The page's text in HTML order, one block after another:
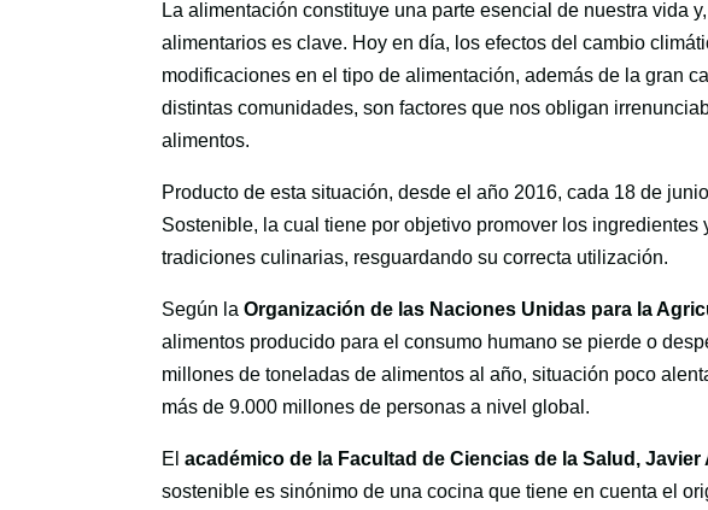
La alimentación constituye una parte esencial de nuestra vida
alimentarios es clave. Hoy en día, los efectos del cambio
modificaciones en el tipo de alimentación, además de la gran
distintas comunidades, son factores que nos obligan
alimentos.
Producto de esta situación, desde el año 2016, cada 18 de
Sostenible, la cual tiene por objetivo promover los ingredientes
tradiciones culinarias, resguardando su correcta utilización.
Según laOrganización de las Naciones Unidas para la
alimentos producido para el consumo humano se pierde o
millones de toneladas de alimentos al año, situación poco
más de 9.000 millones de personas a nivel global.
Elacadémico de la Facultad de Ciencias de la Salud, Javier
sostenible es sinónimo de una cocina que tiene en cuenta el